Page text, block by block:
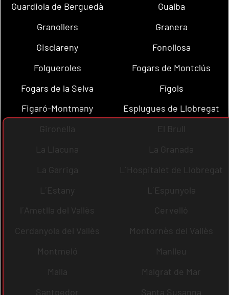
Guardiola de Berguedà
Gualba
Granollers
Granera
Gisclareny
Fonollosa
Folgueroles
Fogars de Montclús
Fogars de la Selva
Fígols
Figaró-Montmany
Esplugues de Llobregat
Gironella
El Brull
La Llacuna
La Granada
La Garriga
L´Hospitalet de Llobregat
L´Estany
L´Espunyola
l´Ametlla del Vallès
Cervelló
Cerdanyola del Vallès
Montornès del Vallès
Montmeló
Manlleu
Malla
Malgrat de Mar
Santpedor
Santa Susanna